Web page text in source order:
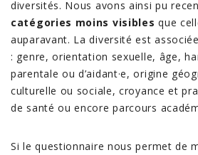
diversités. Nous avons ainsi pu
catégories moins visiblesque
auparavant. La diversité est
: genre, orientation sexuelle, âge,
parentale ou d’aidant·e, origine
culturelle ou sociale, croyance et
de santé ou encore parcours
Si le questionnaire nous permet de